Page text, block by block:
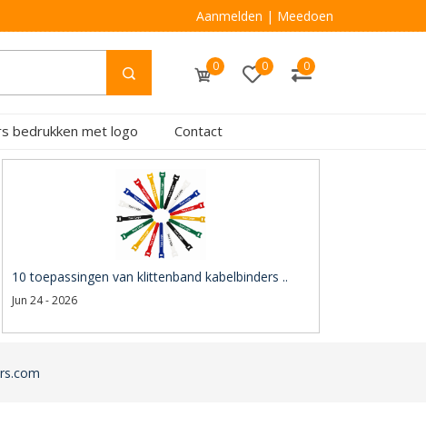
Aanmelden | Meedoen
0 0 0
bedrukken met logo
Contact
10 toepassingen van klittenband kabelbinders ..
Jun 24 - 2026